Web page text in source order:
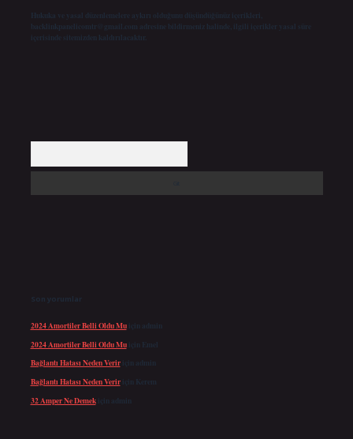
Hukuka ve yasal düzenlemelere aykırı olduğunu düşündüğünüz içerikleri,
backlinkpanelicomtr@gmail.com adresine bildirmeniz halinde, ilgili içerikler yasal süre
içerisinde sitemizden kaldırılacaktır.
Son yorumlar
2024 Amortiler Belli Oldu Muiçin admin
2024 Amortiler Belli Oldu Muiçin Emel
Bağlantı Hatası Neden Veririçin admin
Bağlantı Hatası Neden Veririçin Kerem
32 Amper Ne Demekiçin admin